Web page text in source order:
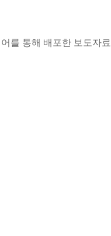
를 통해 배포한 보도자